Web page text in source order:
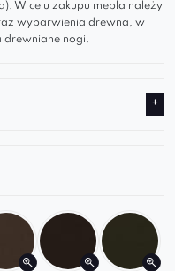
W celu zakupu mebla należy
wybarwienia drewna, w
drewniane nogi.